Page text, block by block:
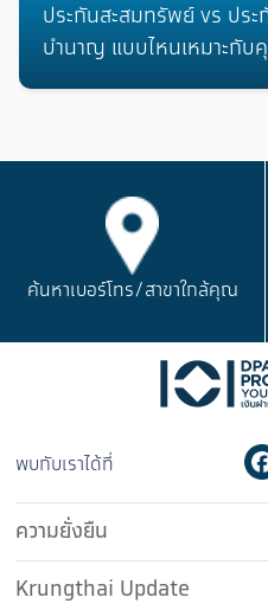
ประกันสะสมทรัพย์ vs ประ
บำนาญ แบบไหนเหมาะกั
ค้นหาเบอร์โทร/สาขาใกล้คุณ
พบกับเราได้ที่
ความยั่งยืน
Krungthai Update